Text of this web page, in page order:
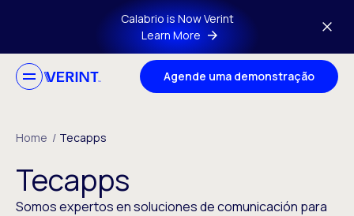
Skip to main contentCalabrio is Now Verint
Learn More
Agende uma demonstração
Home / Tecapps
Tecapps
Somos expertos en soluciones de comunicación para